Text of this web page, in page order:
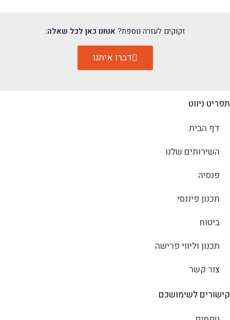
זקוקים לעזרה נוספת? אנחנו כאן לכל שאלה:
דברו איתנו
תפריט ניווט
דף הבית
השירותים שלנו
פנסיה
תכנון פיננסי
ביטוח
תכנון וליווי פרישה
צור קשר
קישורים לשימושכם